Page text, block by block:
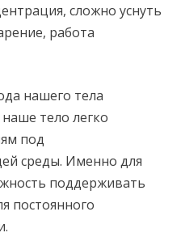
сложно уснуть
работа
нашего тела
тело легко
под
среды. Именно для
поддерживать
постоянного